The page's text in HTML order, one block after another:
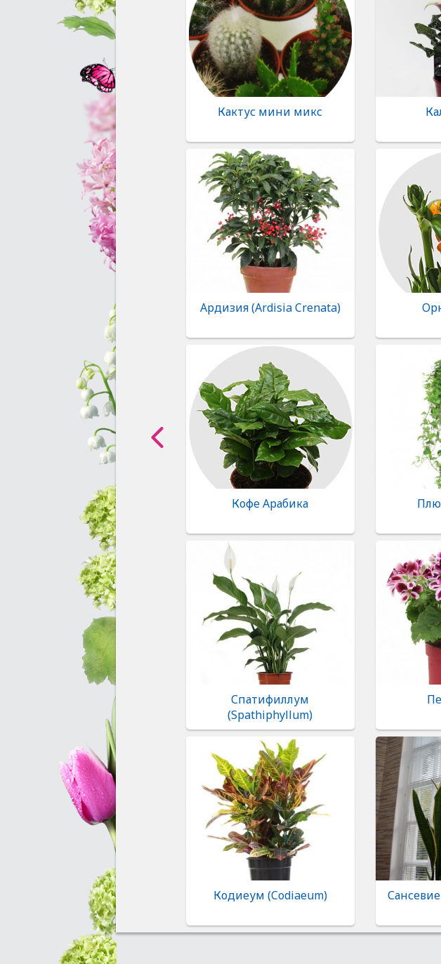
Кактус мини микс
Ардизия (Ardisia Crenata)
Кофе Арабика
Спатифиллум
(Spathiphyllum)
Кодиеум (Codiaeum)